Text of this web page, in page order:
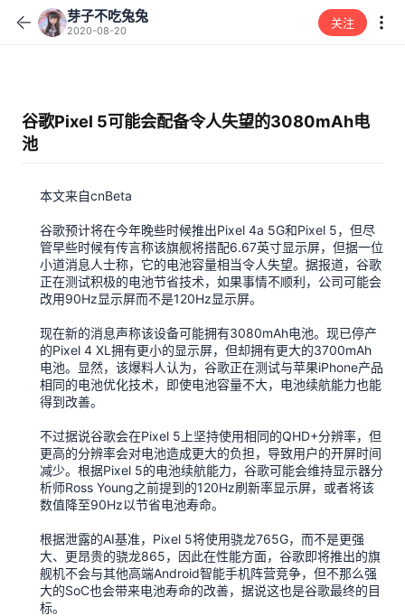
芽子不吃兔兔
2020-08-20
关注
谷歌Pixel 5可能会配备令人失望的3080mAh电
池
本文来自cnBeta
谷歌预计将在今年晚些时候推出Pixel 4a 5G和Pixel 5，但尽
管早些时候有传言称该旗舰将搭配6.67英寸显示屏，但据一位
小道消息人士称，它的电池容量相当令人失望。据报道，谷歌
正在测试积极的电池节省技术，如果事情不顺利，公司可能会
改用90Hz显示屏而不是120Hz显示屏。
现在新的消息声称该设备可能拥有3080mAh电池。现已停产
的Pixel 4 XL拥有更小的显示屏，但却拥有更大的3700mAh
电池。显然，该爆料人认为，谷歌正在测试与苹果iPhone产品
相同的电池优化技术，即使电池容量不大，电池续航能力也能
得到改善。
不过据说谷歌会在Pixel 5上坚持使用相同的QHD+分辨率，但
更高的分辨率会对电池造成更大的负担，导致用户的开屏时间
减少。根据Pixel 5的电池续航能力，谷歌可能会维持显示器分
析师Ross Young之前提到的120Hz刷新率显示屏，或者将该
数值降至90Hz以节省电池寿命。
根据泄露的AI基准，Pixel 5将使用骁龙765G，而不是更强
大、更昂贵的骁龙865，因此在性能方面，谷歌即将推出的旗
舰机不会与其他高端Android智能手机阵营竞争，但不那么强
大的SoC也会带来电池寿命的改善，据说这也是谷歌最终的目
标。